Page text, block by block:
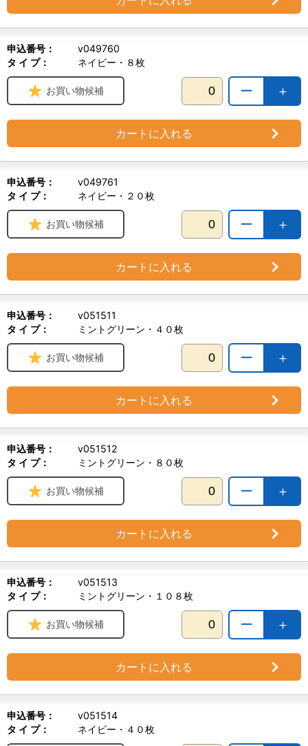
申込番号：
v049760
タ イ プ：
ネイビー・８枚
＋
ー
お買い物候補
カートに入れる
申込番号：
v049761
タ イ プ：
ネイビー・２０枚
＋
ー
お買い物候補
カートに入れる
申込番号：
v051511
タ イ プ：
ミントグリーン・４０枚
＋
ー
お買い物候補
カートに入れる
申込番号：
v051512
タ イ プ：
ミントグリーン・８０枚
＋
ー
お買い物候補
カートに入れる
申込番号：
v051513
タ イ プ：
ミントグリーン・１０８枚
＋
ー
お買い物候補
カートに入れる
申込番号：
v051514
タ イ プ：
ネイビー・４０枚